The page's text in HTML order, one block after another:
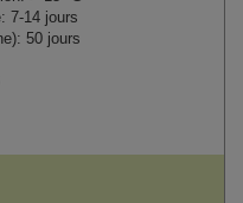
7-14 jours
50 jours